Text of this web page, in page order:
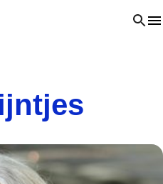
Open